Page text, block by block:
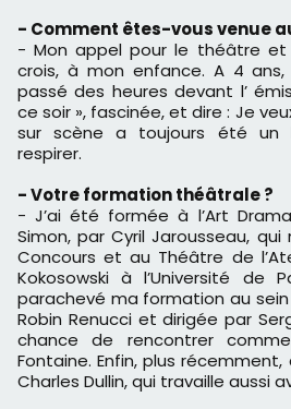
- Comment êtes-vous venue
- Mon appel pour le théâtre et
crois, à mon enfance. A 4
passé des heures devant l’
ce soir », fascinée, et dire : Je
sur scène a toujours été un
respirer.
- Votre formation théâtrale ?
- J’ai été formée à l’Art
Simon, par Cyril Jarousseau, qui
Concours et au Théâtre de
Kokosowski à l’Université de
parachevé ma formation au sein
Robin Renucci et dirigée par
chance de rencontrer
Fontaine. Enfin, plus récemment,
Charles Dullin, qui travaille aussi